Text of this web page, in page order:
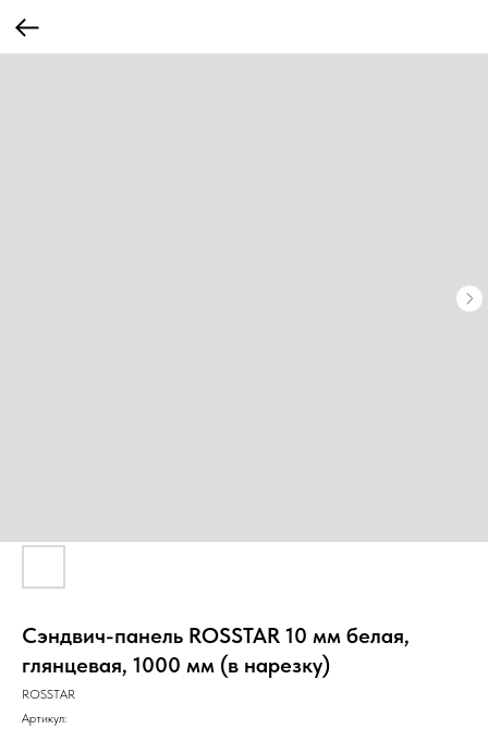
Сэндвич-панель ROSSTAR 10 мм белая,
глянцевая, 1000 мм (в нарезку)
ROSSTAR
Артикул: